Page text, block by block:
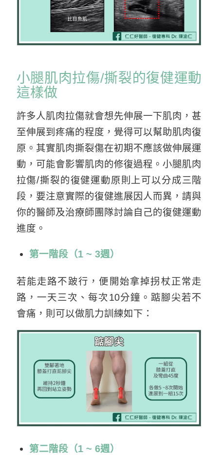
小腿肌肉拉傷/撕裂的復健運動
這樣做
許多人肌肉拉傷就會想先伸展一下肌肉，甚
至伸展到疼痛的程度，覺得可以幫助肌肉復
原。其實肌肉撕裂傷在初期不應該做伸展運
動，可能會影響肌肉的修復過程。小腿肌肉
拉傷/撕裂的復健運動原則上可以分成三階
段，要注意實際的復健進展因人而異，請與
你的醫師及治療師團隊討論自己的復健運動
進度。
第一階段（1 ~ 3週）
若能走路不跛行，便開始拿掉拐杖正常走
路，一天三次、每次10分鐘。踮腳尖若不
會痛，則可以做肌力訓練如下：
第二階段（1 ~ 6週）